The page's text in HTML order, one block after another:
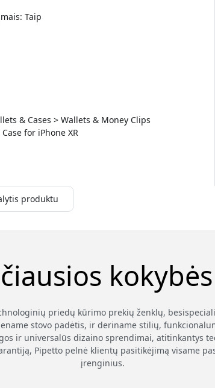
Taip
& Cases > Wallets & Money Clips
for iPhone XR
produktu
kokybės
priedų kūrimo prekių ženklų,
stovo padėtis, ir deriname stilių,
ir universalūs dizaino sprendimai, atitinkantys
Pipetto pelnė klientų pasitikėjimą visame
įrenginius.